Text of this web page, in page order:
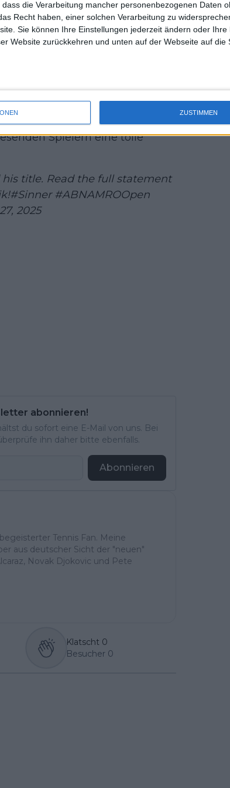
die Verarbeitung mancher personenbezogenen Daten
Recht haben, einer solchen Verarbeitung zu
Sie können Ihre Einstellungen jederzeit ändern oder Ihre
Website zurückkehren und unten auf der Webseite auf die
ZUSTIMMEN
in die Fußstapfen von
Open, wie Krajicek sagte:
mit vielen Top-Spielern
Rückzug konfrontiert werden
Spielern eine tolle
title. Read the full statement
#Sinner #ABNAMROOpen
2025
abonnieren!
du sofort eine E-Mail von uns. Bei
ihn daher bitte ebenfalls.
Abonnieren
Tennis Fan. Meine
aus deutscher Sicht der "neuen"
Novak Djokovic und Pete
Klatscht 0
Besucher 0
uss
mal
des